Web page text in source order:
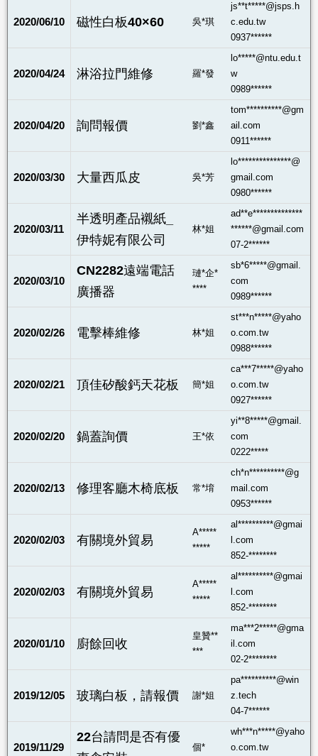
2020/06/10 磁性白板40×60 吳*琪
js**t*****@jsps.h
c.edu.tw
0937******
2020/04/24 淋浴拉門維修 羅*發
lo*****@ntu.edu.t
w
0989******
2020/04/20 詢問報價 劉*鑫
tom**********@gm
ail.com
0911******
2020/03/30 大量西瓜皮 吳*芳
lo***************@
gmail.com
0980******
2020/03/11
半透明產品襯紙_
伊特妮有限公司
林*姐
ad**e**************
******@gmail.com
07-2******
2020/03/10
CN2282遠端電話
廣播器
璉*企*
****
sb*6*****@gmail.
com
0989******
2020/02/26 電擊棒維修 林*姐
st***n*****@yaho
o.com.tw
0988******
2020/02/21 頂佳矽酸鈣天花板 簡*姐
ca***7*****@yaho
o.com.tw
0927******
2020/02/20 鍋蓋詢價 王*依
yi**8*****@gmail.
com
0222*****
2020/02/13 修理客廳木椅底板 常*堉
ch*n**********@g
mail.com
0953******
2020/02/03 有關境外貿易
A*****
*****
al**********@gmai
l.com
852-********
2020/02/03 有關境外貿易
A*****
*****
al**********@gmai
l.com
852-********
2020/01/10 廚餘回收
皇贊**
***
ma***2*****@gma
il.com
02-2********
2019/12/05 玻璃白板，請報價 謝*姐
pa**********@win
z.tech
04-7******
2019/11/29
22台請問是否有優
個*
wh***n*****@yaho
o.com.tw